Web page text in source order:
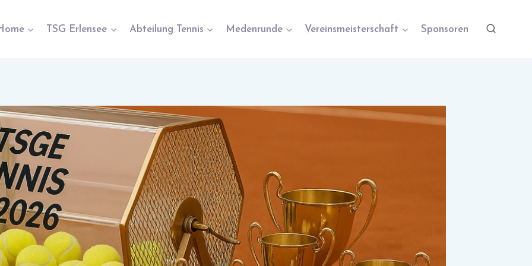
TSG Erlensee Abteilung Tennis Medenrunde Vereinsmeisterschaft Sponsoren